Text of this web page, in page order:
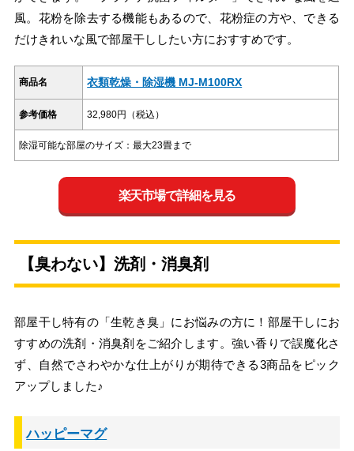
風。花粉を除去する機能もあるので、花粉症の方や、できる
だけきれいな風で部屋干ししたい方におすすめです。
商品名 衣類乾燥・除湿機 MJ-M100RX
参考価格 32,980円（税込）
除湿可能な部屋のサイズ：最大23畳まで
楽天市場で詳細を見る
【臭わない】洗剤・消臭剤
部屋干し特有の「生乾き臭」にお悩みの方に！部屋干しにお
すすめの洗剤・消臭剤をご紹介します。強い香りで誤魔化さ
ず、自然でさわやかな仕上がりが期待できる3商品をピック
アップしました♪
ハッピーマグ